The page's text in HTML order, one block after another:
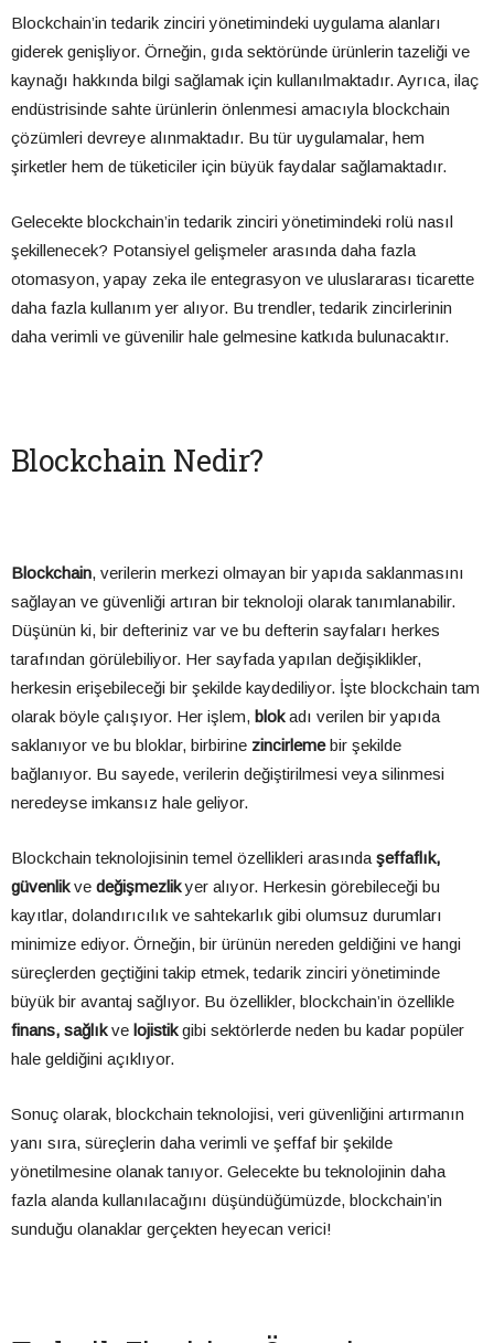
Blockchain’in tedarik zinciri yönetimindeki uygulama alanları
giderek genişliyor. Örneğin, gıda sektöründe ürünlerin tazeliği ve
kaynağı hakkında bilgi sağlamak için kullanılmaktadır. Ayrıca, ilaç
endüstrisinde sahte ürünlerin önlenmesi amacıyla blockchain
çözümleri devreye alınmaktadır. Bu tür uygulamalar, hem
şirketler hem de tüketiciler için büyük faydalar sağlamaktadır.
Gelecekte blockchain’in tedarik zinciri yönetimindeki rolü nasıl
şekillenecek? Potansiyel gelişmeler arasında daha fazla
otomasyon, yapay zeka ile entegrasyon ve uluslararası ticarette
daha fazla kullanım yer alıyor. Bu trendler, tedarik zincirlerinin
daha verimli ve güvenilir hale gelmesine katkıda bulunacaktır.
Blockchain Nedir?
Blockchain, verilerin merkezi olmayan bir yapıda saklanmasını
sağlayan ve güvenliği artıran bir teknoloji olarak tanımlanabilir.
Düşünün ki, bir defteriniz var ve bu defterin sayfaları herkes
tarafından görülebiliyor. Her sayfada yapılan değişiklikler,
herkesin erişebileceği bir şekilde kaydediliyor. İşte blockchain tam
olarak böyle çalışıyor. Her işlem, blokadı verilen bir yapıda
saklanıyor ve bu bloklar, birbirine zincirlemebir şekilde
bağlanıyor. Bu sayede, verilerin değiştirilmesi veya silinmesi
neredeyse imkansız hale geliyor.
Blockchain teknolojisinin temel özellikleri arasındaşeffaflık,
güvenlikve değişmezlikyer alıyor. Herkesin görebileceği bu
kayıtlar, dolandırıcılık ve sahtekarlık gibi olumsuz durumları
minimize ediyor. Örneğin, bir ürünün nereden geldiğini ve hangi
süreçlerden geçtiğini takip etmek, tedarik zinciri yönetiminde
büyük bir avantaj sağlıyor. Bu özellikler, blockchain’in özellikle
finans, sağlıkve lojistikgibi sektörlerde neden bu kadar popüler
hale geldiğini açıklıyor.
Sonuç olarak, blockchain teknolojisi, veri güvenliğini artırmanın
yanı sıra, süreçlerin daha verimli ve şeffaf bir şekilde
yönetilmesine olanak tanıyor. Gelecekte bu teknolojinin daha
fazla alanda kullanılacağını düşündüğümüzde, blockchain’in
sunduğu olanaklar gerçekten heyecan verici!